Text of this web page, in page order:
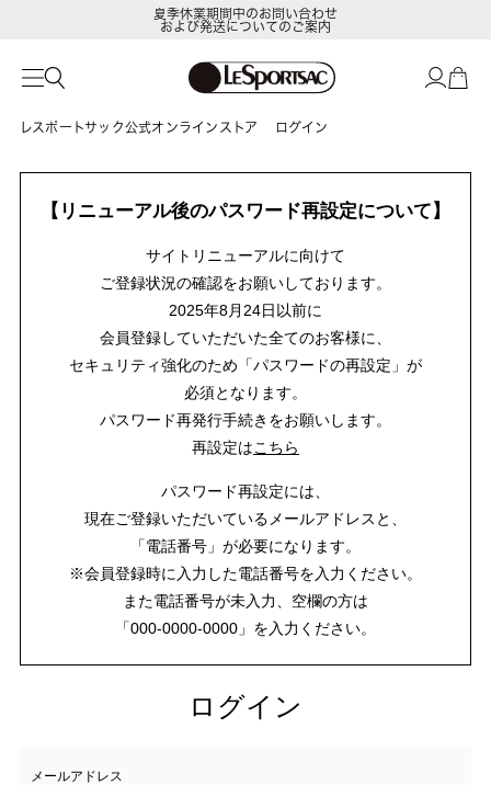
夏季休業期間中のお問い合わせ
および発送についてのご案内
レスポートサック公式オンラインストア ログイン
【リニューアル後のパスワード再設定について】
サイトリニューアルに向けて
ご登録状況の確認をお願いしております。
2025年8月24日以前に
会員登録していただいた全てのお客様に、
セキュリティ強化のため「パスワードの再設定」が
必須となります。
パスワード再発行手続きをお願いします。
再設定はこちら
パスワード再設定には、
現在ご登録いただいているメールアドレスと、
「電話番号」が必要になります。
※会員登録時に入力した電話番号を入力ください。
また電話番号が未入力、空欄の方は
「000-0000-0000」を入力ください。
ログイン
メールアドレス